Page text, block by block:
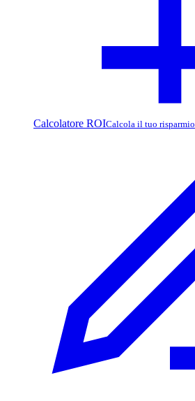
Calcolatore ROICalcola il tuo risparmio